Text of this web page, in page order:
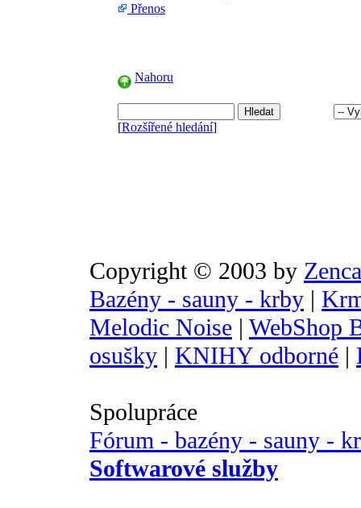
Přenos
Nahoru
[Rozšířené hledání]
Copyright © 2003 by
Bazény - sauny - krby |
Melodic Noise | WebShop
osušky | KNIHY odborné |
Spolupráce
Fórum - bazény - sauny -
Softwarové služby